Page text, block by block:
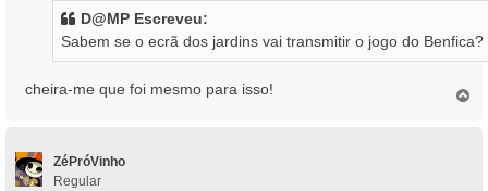
m
D@MP Escreveu:
Sabem se o ecrã dos jardins vai transmitir o jogo do Benfica?
cheira-me que foi mesmo para isso!
ZéPróVinho
Regular